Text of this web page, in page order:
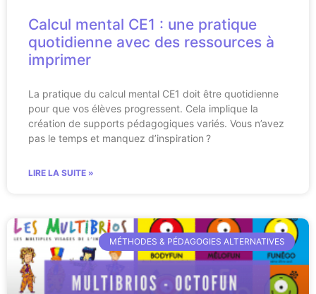
Calcul mental CE1 : une pratique
quotidienne avec des ressources à
imprimer
La pratique du calcul mental CE1 doit être quotidienne
pour que vos élèves progressent. Cela implique la
création de supports pédagogiques variés. Vous n’avez
pas le temps et manquez d’inspiration ?
LIRE LA SUITE »
MÉTHODES & PÉDAGOGIES ALTERNATIVES